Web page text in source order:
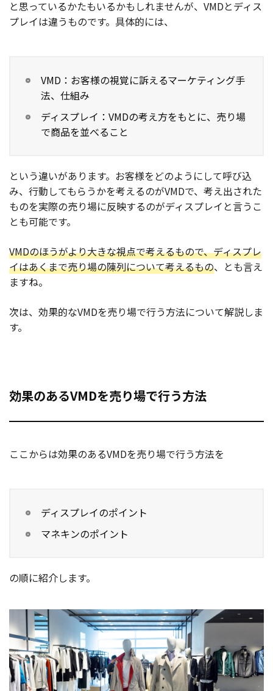
と思っているかたもいるかもしれませんが、VMDとディス
プレイは違うものです。具体的には、
VMD：お客様の視覚に訴えるマーケティング手
法、仕組み
ディスプレイ：VMDの考え方をもとに、売り場
で商品を並べること
という違いがあります。お客様をどのようにして呼び込
み、行動してもらうかを考えるのがVMDで、考え出された
ものを実際の売り場に反映するのがディスプレイと言うこ
とも可能です。
VMDのほうがより大きな視点で考えるもので、ディスプレ
イはあくまで売り場の陳列について考えるもの、とも言え
ますね。
次は、効果的なVMDを売り場で行う方法について解説しま
す。
効果のあるVMDを売り場で行う方法
ここからは効果のあるVMDを売り場で行う方法を
ディスプレイのポイント
マネキンのポイント
の順に紹介します。